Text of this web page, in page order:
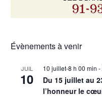
Évènements à venir
JUIL
10
10 juillet-8 h 00 min -
Du 15 juillet au
l’honneur le